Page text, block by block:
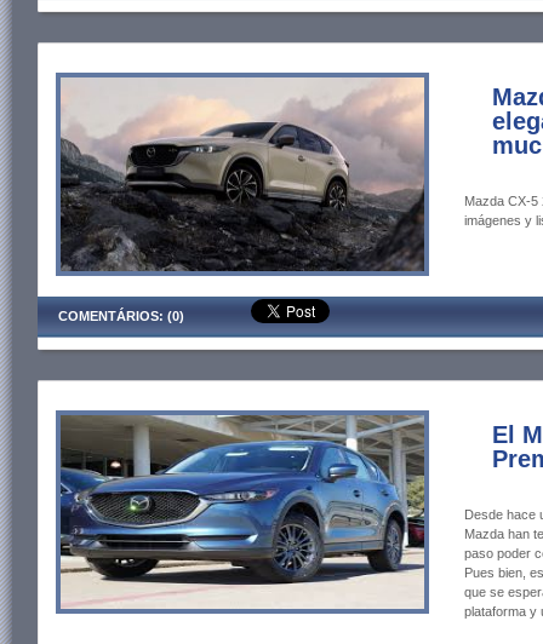
Mazda CX-5
imágenes y
COMENTÁRIOS: (0)
El
Desde hace
Mazda han
paso poder
Pues bien,
que se
plataforma y